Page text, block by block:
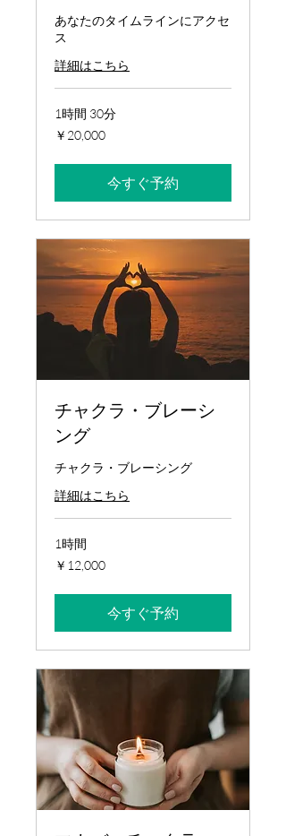
あなたのタイムラインにアクセ
ス
詳細はこちら
1時間 30分
20,000
円
￥20,000
今すぐ予約
チャクラ・ブレーシ
ング
チャクラ・ブレーシング
詳細はこちら
1時間
12,000
円
￥12,000
今すぐ予約